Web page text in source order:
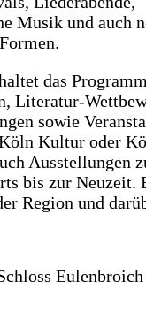
Ihrer E-Mail-Adresse
aus.
zur Sicherheit der
Daten können Sie hier
.
Sie unseren E-Mail-
beziehen wollen, so
eines jeden
Link, mit dem Sie
jederzeit wieder aus
Empfänger-Datenbank
vollständig und
Musik und auch
das
Literatur-
sowie
Kultur oder
Ausstellungen
bis zur Neuzeit.
Region und
Eulenbroich